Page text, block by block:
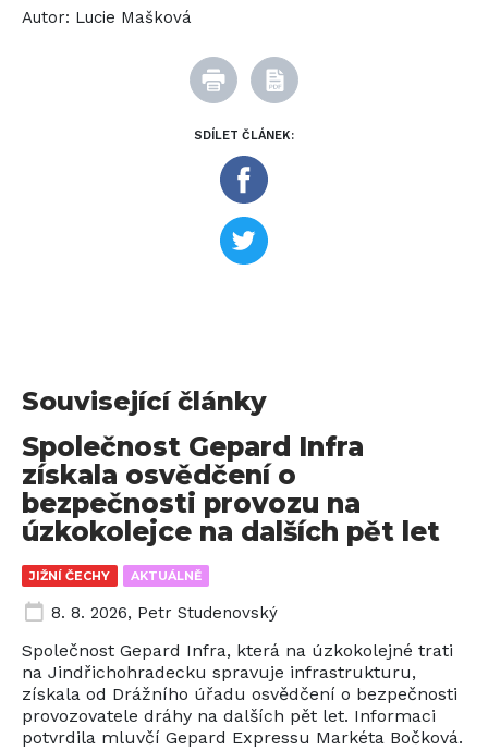
SDÍLET ČLÁNEK:
Autor: Lucie Mašková
Související články
JIŽNÍ ČECHY AKTUÁLNĚ
Společnost Gepard Infra
získala osvědčení o
bezpečnosti provozu na
úzkokolejce na dalších pět let
8. 8. 2026, Petr Studenovský
Společnost Gepard Infra, která na úzkokolejné trati
na Jindřichohradecku spravuje infrastrukturu,
získala od Drážního úřadu osvědčení o bezpečnosti
provozovatele dráhy na dalších pět let. Informaci
potvrdila mluvčí Gepard Expressu Markéta Bočková.